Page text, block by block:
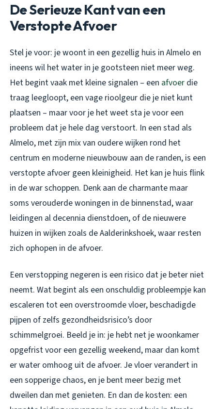
De Serieuze Kant van een
Verstopte Afvoer
Stel je voor: je woont in een gezellig huis in Almelo en
ineens wil het water in je gootsteen niet meer weg.
Het begint vaak met kleine signalen – een afvoer die
traag leegloopt, een vage rioolgeur die je niet kunt
plaatsen – maar voor je het weet sta je voor een
probleem dat je hele dag verstoort. In een stad als
Almelo, met zijn mix van oudere wijken rond het
centrum en moderne nieuwbouw aan de randen, is een
verstopte afvoer geen kleinigheid. Het kan je huis flink
in de war schoppen. Denk aan de charmante maar
soms verouderde woningen in de binnenstad, waar
leidingen al decennia dienstdoen, of de nieuwere
huizen in wijken zoals de Aalderinkshoek, waar resten
zich ophopen in de afvoer.
Een verstopping negeren is een risico dat je beter niet
neemt. Wat begint als een onschuldig probleempje kan
escaleren tot een overstroomde vloer, beschadigde
pijpen of zelfs gezondheidsrisico’s door
schimmelgroei. Beeld je in: je hebt net je woonkamer
opgefrist voor een gezellig weekend, maar dan komt
er water omhoog uit de afvoer. Je vloer verandert in
een sopperige chaos, en je bent meer bezig met
dweilen dan met genieten. En dan de kosten: een